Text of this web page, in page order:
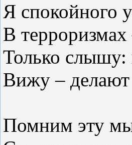
Я спокойного
В терроризмах
Только слышу:
Вижу – делают
Помним эту